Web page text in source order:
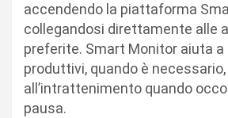
accendendo la piattaforma
collegandosi direttamente alle
preferite. Smart Monitor aiuta a
produttivi, quando è
all’intrattenimento quando
pausa.